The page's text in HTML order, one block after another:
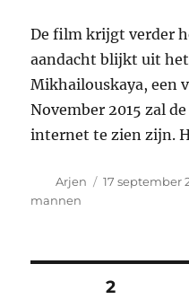
De film krijgt verder
aandacht blijkt uit
Mikhailouskaya, een
November 2015 zal
internet te zien zijn.
Auteur
Arjen
Geplaatst
17 september
mannen
Berichten
PAGINA2